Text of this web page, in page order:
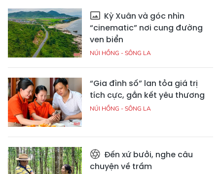
Kỳ Xuân và góc nhìn
“cinematic” nơi cung đường
ven biển
NÚI HỒNG - SÔNG LA
“Gia đình số” lan tỏa giá trị
tích cực, gắn kết yêu thương
NÚI HỒNG - SÔNG LA
Đến xứ bưởi, nghe câu
chuyện về trầm